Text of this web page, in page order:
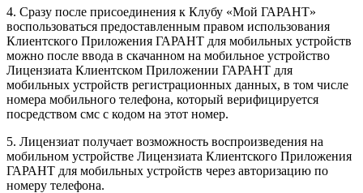
4. Сразу после присоединения к Клубу «Мой ГАРАНТ»
воспользоваться предоставленным правом использования
Клиентского Приложения ГАРАНТ для мобильных устройств
можно после ввода в скачанном на мобильное устройство
Лицензиата Клиентском Приложении ГАРАНТ для
мобильных устройств регистрационных данных, в том числе
номера мобильного телефона, который верифицируется
посредством смс с кодом на этот номер.
5. Лицензиат получает возможность воспроизведения на
мобильном устройстве Лицензиата Клиентского Приложения
ГАРАНТ для мобильных устройств через авторизацию по
номеру телефона.